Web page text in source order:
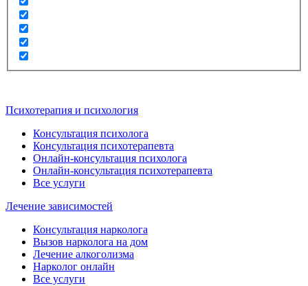
Психотерапия и психология
Консультация психолога
Консультация психотерапевта
Онлайн-консультация психолога
Онлайн-консультация психотерапевта
Все услуги
Лечение зависимостей
Консультация нарколога
Вызов нарколога на дом
Лечение алкоголизма
Нарколог онлайн
Все услуги